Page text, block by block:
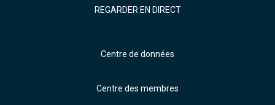
REGARDER EN DIRECT
Centre de données
Centre des membres